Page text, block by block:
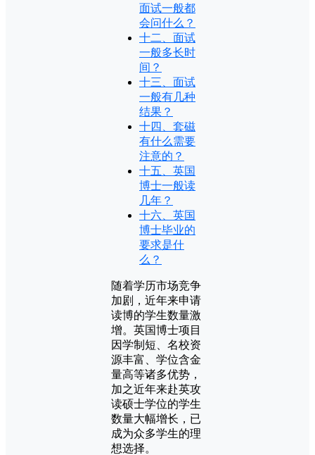
面试一般都
会问什么？
十二、面试
一般多长时
间？
十三、面试
一般有几种
结果？
十四、套磁
有什么需要
注意的？
十五、英国
博士一般读
几年？
十六、英国
博士毕业的
要求是什
么？
随着学历市场竞争
加剧，近年来申请
读博的学生数量激
增。英国博士项目
因学制短、名校资
源丰富、学位含金
量高等诸多优势，
加之近年来赴英攻
读硕士学位的学生
数量大幅增长，已
成为众多学生的理
想选择。